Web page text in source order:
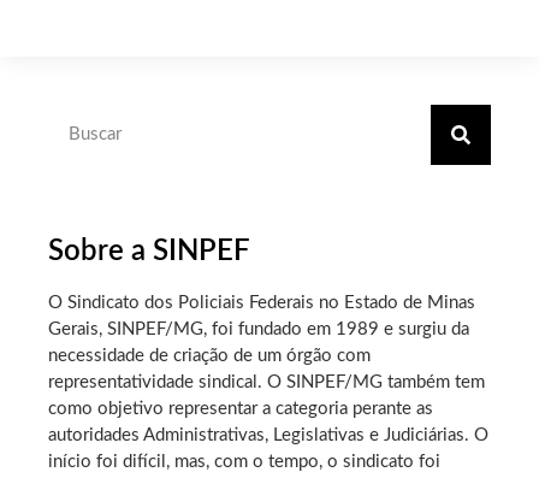
Sobre a SINPEF
O Sindicato dos Policiais Federais no Estado de Minas
Gerais, SINPEF/MG, foi fundado em 1989 e surgiu da
necessidade de criação de um órgão com
representatividade sindical. O SINPEF/MG também tem
como objetivo representar a categoria perante as
autoridades Administrativas, Legislativas e Judiciárias. O
início foi difícil, mas, com o tempo, o sindicato foi